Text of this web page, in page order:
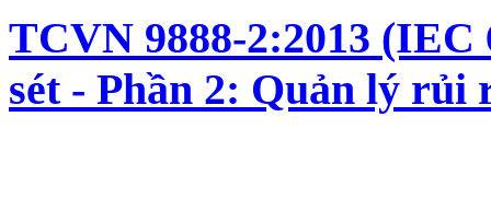
TCVN 9888-2:2013 (IEC
sét - Phần 2: Quản lý rủi